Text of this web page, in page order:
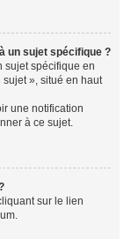
un sujet spécifique ?
sujet spécifique en
», situé en haut
une notification
à ce sujet.
sur le lien